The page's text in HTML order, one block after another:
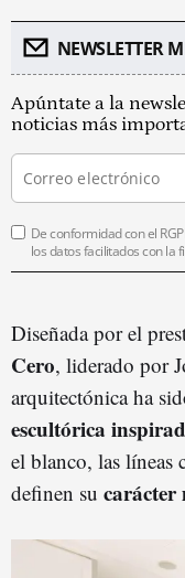
NEWSLETTER
Apúntate a la
noticias más
De conformidad con el
los datos facilitados con la
Diseñada por el
Cero, liderado por
arquitectónica ha
escultórica
el blanco, las líneas
definen su carácter